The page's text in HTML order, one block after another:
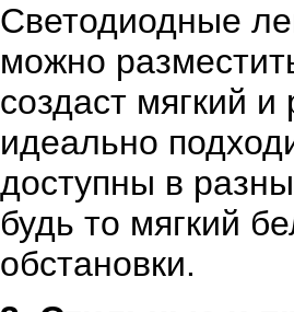
Светодиодные
можно
создаст мягкий
идеально
доступны в
будь то мягкий
обстановки.